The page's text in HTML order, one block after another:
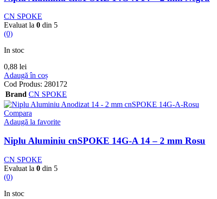
CN SPOKE
Evaluat la 0 din 5
(0)
In stoc
0,88 lei
Adaugă în coș
Cod Produs: 280172
Brand CN SPOKE
Compara
Adaugă la favorite
Niplu Aluminiu cnSPOKE 14G-A 14 – 2 mm Rosu
CN SPOKE
Evaluat la 0 din 5
(0)
In stoc